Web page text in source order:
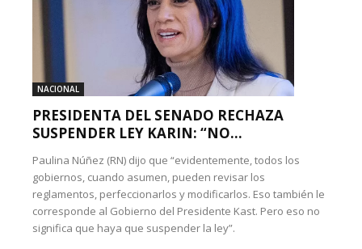
NACIONAL
PRESIDENTA DEL SENADO RECHAZA
SUSPENDER LEY KARIN: “NO...
Paulina Núñez (RN) dijo que “evidentemente, todos los
gobiernos, cuando asumen, pueden revisar los
reglamentos, perfeccionarlos y modificarlos. Eso también le
corresponde al Gobierno del Presidente Kast. Pero eso no
significa que haya que suspender la ley”.